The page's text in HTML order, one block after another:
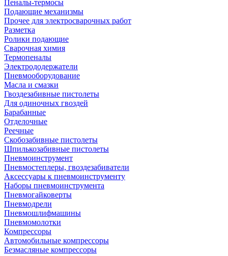
Пеналы-термосы
Подающие механизмы
Прочее для электросварочных работ
Разметка
Ролики подающие
Сварочная химия
Термопеналы
Электрододержатели
Пневмооборудование
Масла и смазки
Гвоздезабивные пистолеты
Для одиночных гвоздей
Барабанные
Отделочные
Реечные
Скобозабивные пистолеты
Шпилькозабивные пистолеты
Пневмоинструмент
Пневмостеплеры, гвоздезабиватели
Аксессуары к пневмоинструменту
Наборы пневмоинструмента
Пневмогайковерты
Пневмодрели
Пневмошлифмашины
Пневмомолотки
Компрессоры
Автомобильные компрессоры
Безмасляные компрессоры